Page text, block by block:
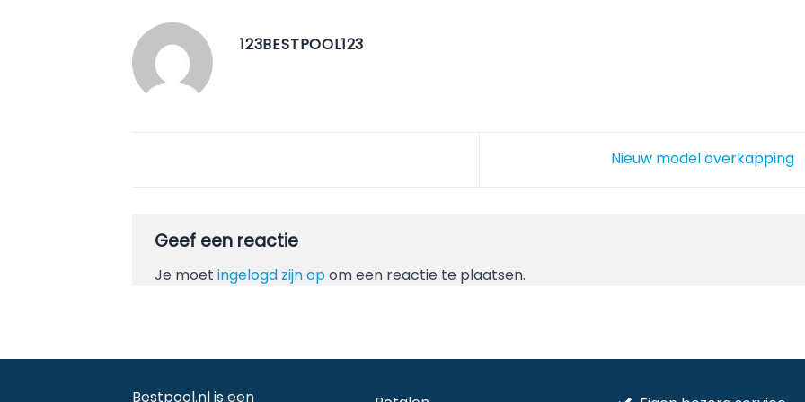
123BESTPOOL123
Nieuw model overkapping
Geef een reactie
Je moet ingelogd zijn opom een reactie te plaatsen.
Bestpool.nl is een